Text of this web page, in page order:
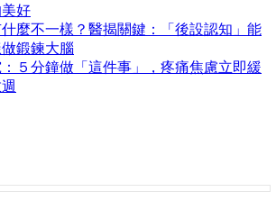
好
麼不一樣？醫揭關鍵：「後設認知」能
鍛鍊大腦
５分鐘做「這件事」，疼痛焦慮立即緩